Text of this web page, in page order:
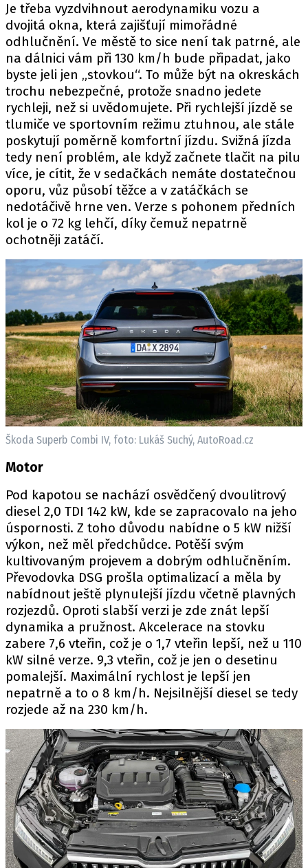
Je třeba vyzdvihnout aerodynamiku vozu a
dvojitá okna, která zajišťují mimořádné
odhlučnění. Ve městě to sice není tak patrné, ale
na dálnici vám při 130 km/h bude připadat, jako
byste jeli jen „stovkou“. To může být na okreskách
trochu nebezpečné, protože snadno jedete
rychleji, než si uvědomujete. Při rychlejší jízdě se
tlumiče ve sportovním režimu ztuhnou, ale stále
poskytují poměrně komfortní jízdu. Svižná jízda
tedy není problém, ale když začnete tlačit na pilu
více, je cítit, že v sedačkách nemáte dostatečnou
oporu, vůz působí těžce a v zatáčkách se
nedotáčivě hrne ven. Verze s pohonem předních
kol je o 72 kg lehčí, díky čemuž nepatrně
ochotněji zatáčí.
Škoda Superb Combi IV, foto: Lukáš Suchý, AutoRoad.cz
Motor
Pod kapotou se nachází osvědčený dvoulitrový
diesel 2,0 TDI 142 kW, kde se zapracovalo na jeho
úspornosti. Z toho důvodu nabídne o 5 kW nižší
výkon, než měl předchůdce. Potěší svým
kultivovaným projevem a dobrým odhlučněním.
Převodovka DSG prošla optimalizací a měla by
nabídnout ještě plynulejší jízdu včetně plavných
rozjezdů. Oproti slabší verzi je zde znát lepší
dynamika a pružnost. Akcelerace na stovku
zabere 7,6 vteřin, což je o 1,7 vteřin lepší, než u 110
kW silné verze. 9,3 vteřin, což je jen o desetinu
pomalejší. Maximální rychlost je lepší jen
nepatrně a to o 8 km/h. Nejsilnější diesel se tedy
rozjede až na 230 km/h.